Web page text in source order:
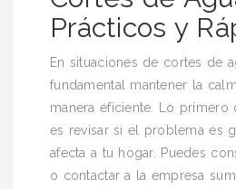
Prácticos y
En situaciones de cortes de
fundamental mantener la
manera eficiente. Lo primero
es revisar si el problema es
afecta a tu hogar. Puedes
o contactar a la empresa